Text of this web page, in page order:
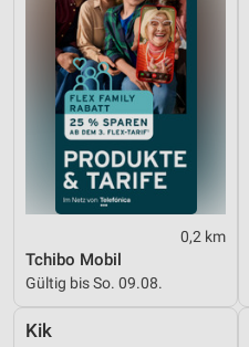
0,2 km
Tchibo Mobil
Gültig bis So. 09.08.
Kik